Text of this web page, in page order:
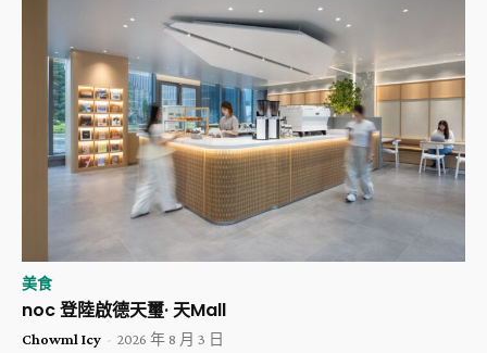
美食
noc 登陸啟德天璽· 天Mall
Chowml Icy - 2026 年 8 月 3 日